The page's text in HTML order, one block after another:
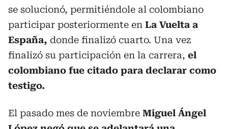
se solucionó, permitiéndole al colombiano
participar posteriormente en La Vuelta a
España, donde finalizó cuarto. Una vez
finalizó su participación en la carrera, el
colombiano fue citado para declarar como
testigo.
El pasado mes de noviembre Miguel Ángel